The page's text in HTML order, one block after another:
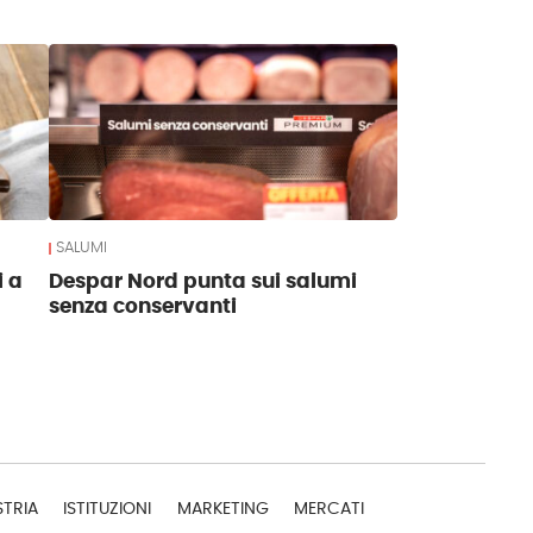
a
SALUMI
Despar Nord punta sui salumi
senza conservanti
ISTITUZIONI MARKETING MERCATI